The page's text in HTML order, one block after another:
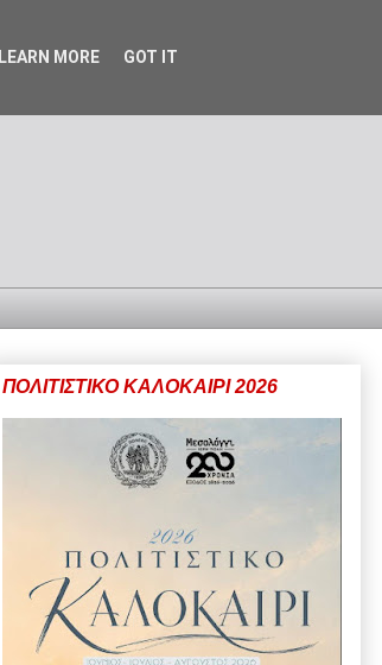
ΠΟΛΙΤΙΣΤΙΚΟ ΚΑΛΟΚΑΙΡΙ 2026
LEARN MORE GOT IT